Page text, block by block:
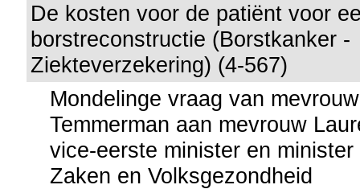
De kosten voor de patiënt voor
borstreconstructie (Borstkanker -
Ziekteverzekering) (4-567)
Mondelinge vraag van
Temmerman aan mevrouw
vice-eerste minister en
Zaken en Volksgezondheid